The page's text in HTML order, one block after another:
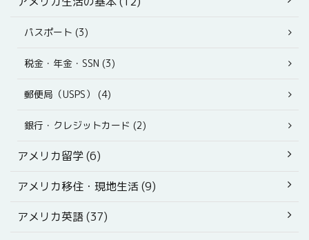
パスポート (3)
税金・年金・SSN (3)
郵便局（USPS） (4)
銀行・クレジットカード (2)
アメリカ留学 (6)
アメリカ移住・現地生活 (9)
アメリカ英語 (37)